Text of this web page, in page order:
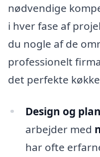
nødvendige
i hver fase af
du nogle af de
professionelt
det perfekte
Design og
arbejder med
har ofte